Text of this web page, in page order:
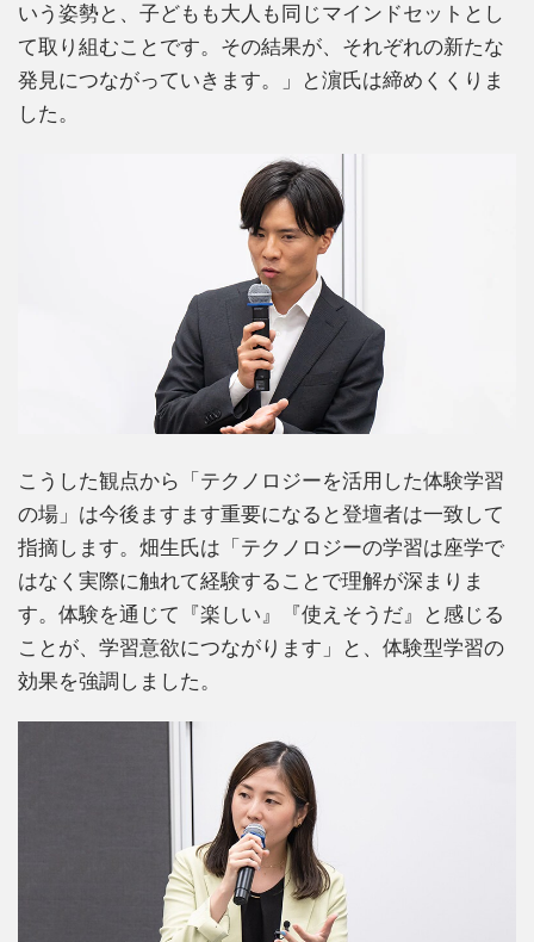
いう姿勢と、子どもも大人も同じマインドセットとし
て取り組むことです。その結果が、それぞれの新たな
発見につながっていきます。」と濵氏は締めくくりま
した。
こうした観点から「テクノロジーを活用した体験学習
の場」は今後ますます重要になると登壇者は一致して
指摘します。畑生氏は「テクノロジーの学習は座学で
はなく実際に触れて経験することで理解が深まりま
す。体験を通じて『楽しい』『使えそうだ』と感じる
ことが、学習意欲につながります」と、体験型学習の
効果を強調しました。